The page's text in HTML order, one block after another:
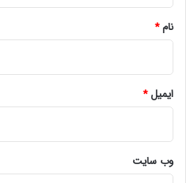
نام*
ایمیل*
وب‌ سایت